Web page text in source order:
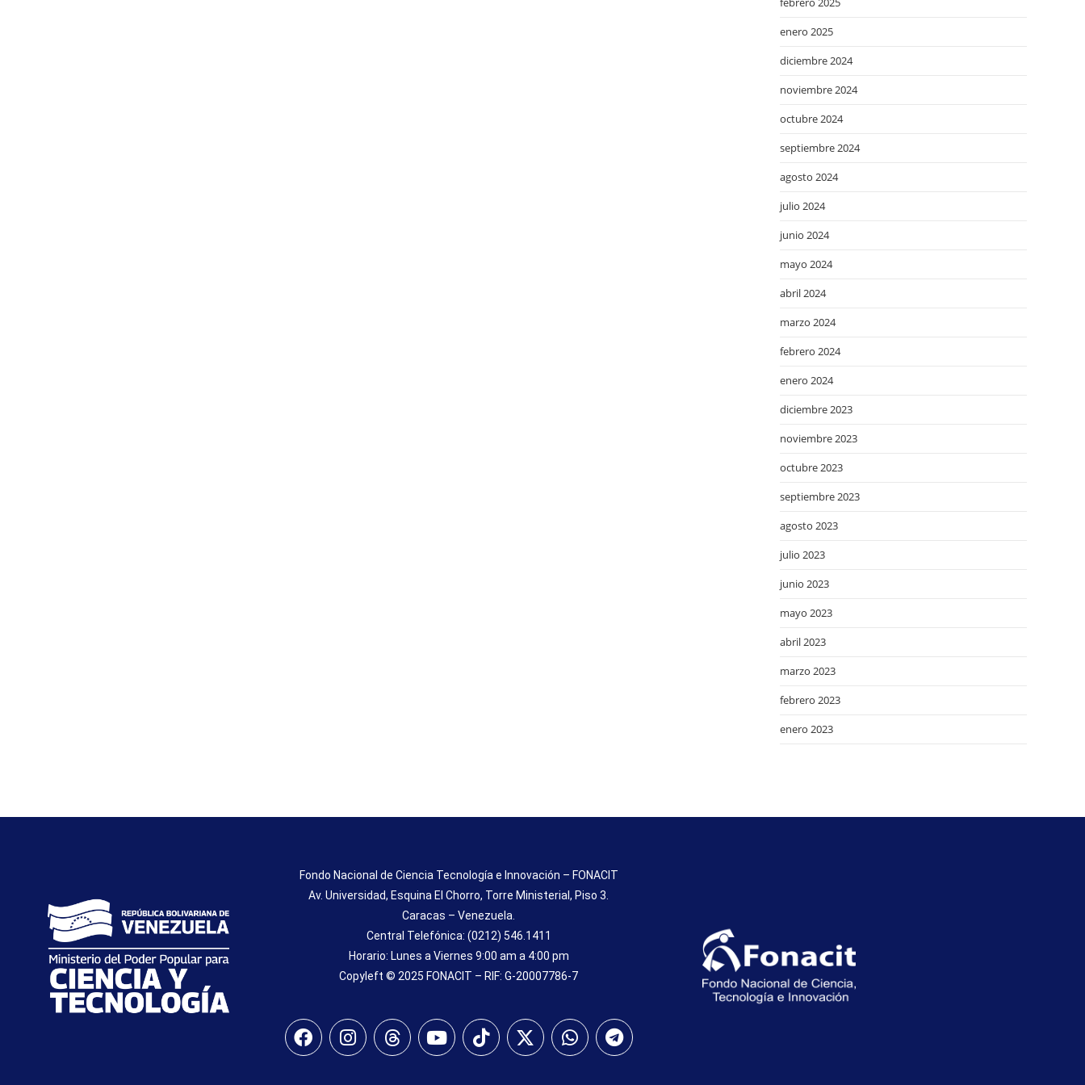
enero 2025
diciembre 2024
noviembre 2024
octubre 2024
septiembre 2024
agosto 2024
julio 2024
junio 2024
mayo 2024
abril 2024
marzo 2024
febrero 2024
enero 2024
diciembre 2023
noviembre 2023
octubre 2023
septiembre 2023
agosto 2023
julio 2023
junio 2023
mayo 2023
abril 2023
marzo 2023
febrero 2023
enero 2023
Fondo Nacional de Ciencia Tecnología e Innovación – FONACIT
Av. Universidad, Esquina El Chorro, Torre Ministerial, Piso 3.
Caracas – Venezuela.
Central Telefónica: (0212) 546.1411
Horario: Lunes a Viernes 9:00 am a 4:00 pm
Copyleft © 2025 FONACIT – RIF: G-20007786-7